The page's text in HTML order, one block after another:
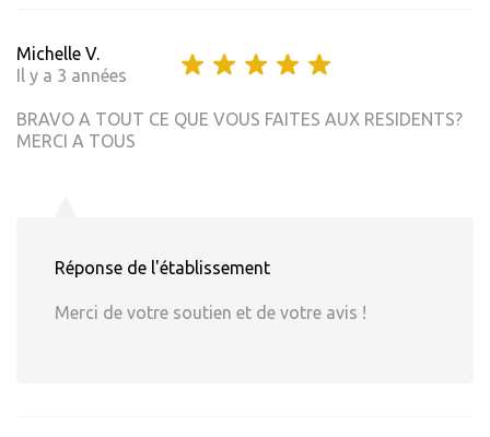
Michelle V.
Il y a 3 années
BRAVO A TOUT CE QUE VOUS FAITES AUX RESIDENTS?
MERCI A TOUS
Réponse de l'établissement
Merci de votre soutien et de votre avis !